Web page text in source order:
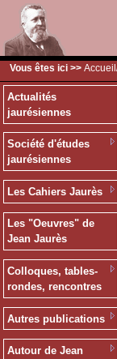
Vous êtes ici >> Accueil
Actualités
jaurésiennes
Société d'études
jaurésiennes
Les Cahiers Jaurès
Les "Oeuvres" de
Jean Jaurès
Colloques, tables-
rondes, rencontres
Autres publications
Autour de Jean